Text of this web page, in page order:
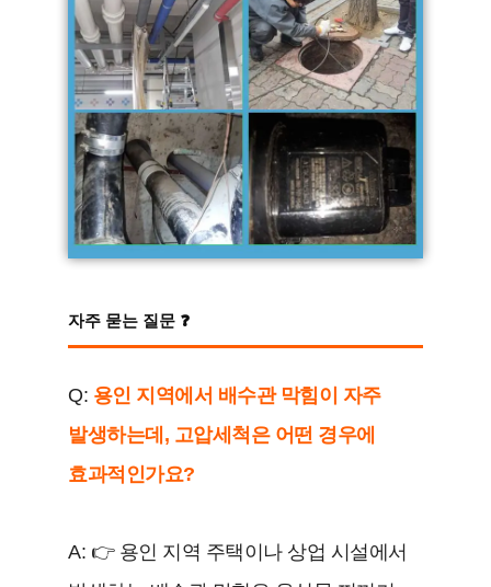
자주 묻는 질문 ❓
Q: 용인 지역에서 배수관 막힘이 자주
발생하는데, 고압세척은 어떤 경우에
효과적인가요?
A: 👉 용인 지역 주택이나 상업 시설에서